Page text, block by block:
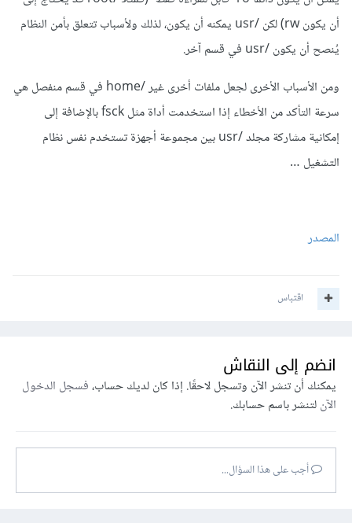
أن يكون rw) لكن /usr يمكنه أن يكون، لذلك ولأسباب تتعلق بأمن النظام
يُنصح أن يكون /usr في قسم آخر.
ومن الأسباب الأخرى لجعل ملفات أخرى غير /home في قسم منفصل هي
سرعة التأكد من الأخطاء إذا استخدمت أداة مثل fsck بالإضافة إلى
إمكانية مشاركة مجلد /usr بين مجموعة أجهزة تستخدم نفس نظام
التشغيل …
المصدر
اقتباس
انضم إلى النقاش
يمكنك أن تنشر الآن وتسجل لاحقًا. إذا كان لديك حساب،فسجل الدخول
الآنلتنشر باسم حسابك.
أجب على هذا السؤال...